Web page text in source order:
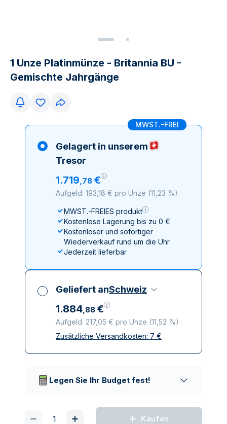
1 Unze Platinmünze - Britannia BU -
Gemischte Jahrgänge
MWST.-FREI
Gelagert in unserem
Tresor
1.719,78 €
Aufgeld: 193,18 € pro Unze (11,23 %)
MWST.-FREIES produkt
Kostenlose Lagerung bis zu 0 €
Kostenloser und sofortiger
Wiederverkauf rund um die Uhr
Jederzeit lieferbar
Geliefert anSchweiz
1.884,88 €
Aufgeld: 217,05 € pro Unze (11,52 %)
Alle Steuern inbegriffen
Zusätzliche Versandkosten: 7 €
Legen Sie Ihr Budget fest!
Kaufen